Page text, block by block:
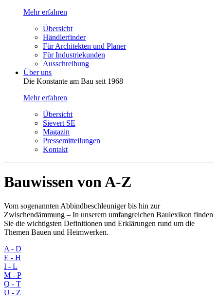
Mehr erfahren
Übersicht
Händlerfinder
Für Architekten und Planer
Für Industriekunden
Ausschreibung
Über uns
Die Konstante am Bau seit 1968
Mehr erfahren
Übersicht
Sievert SE
Magazin
Pressemitteilungen
Kontakt
Bauwissen von A-Z
Vom sogenannten Abbindbeschleuniger bis hin zur
Zwischendämmung – In unserem umfangreichen Baulexikon finden
Sie die wichtigsten Definitionen und Erklärungen rund um die
Themen Bauen und Heimwerken.
A - D
E - H
I - L
M - P
Q - T
U - Z